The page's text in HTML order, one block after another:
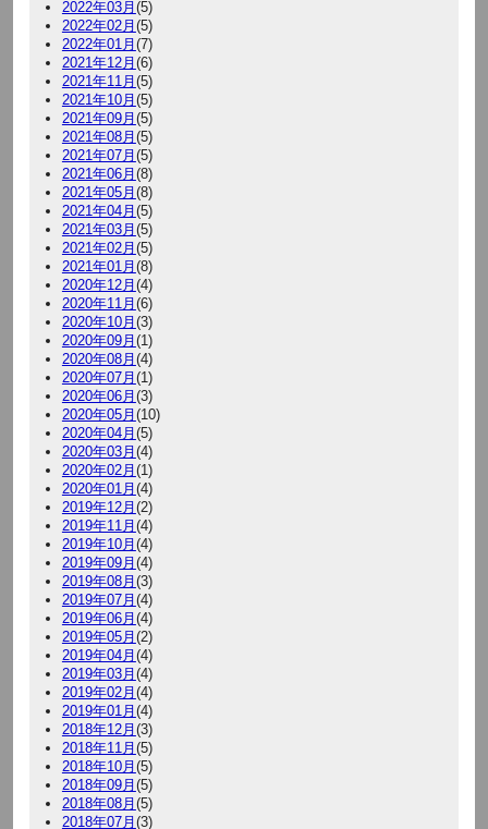
2022年03月 (5)
2022年02月 (5)
2022年01月 (7)
2021年12月 (6)
2021年11月 (5)
2021年10月 (5)
2021年09月 (5)
2021年08月 (5)
2021年07月 (5)
2021年06月 (8)
2021年05月 (8)
2021年04月 (5)
2021年03月 (5)
2021年02月 (5)
2021年01月 (8)
2020年12月 (4)
2020年11月 (6)
2020年10月 (3)
2020年09月 (1)
2020年08月 (4)
2020年07月 (1)
2020年06月 (3)
2020年05月 (10)
2020年04月 (5)
2020年03月 (4)
2020年02月 (1)
2020年01月 (4)
2019年12月 (2)
2019年11月 (4)
2019年10月 (4)
2019年09月 (4)
2019年08月 (3)
2019年07月 (4)
2019年06月 (4)
2019年05月 (2)
2019年04月 (4)
2019年03月 (4)
2019年02月 (4)
2019年01月 (4)
2018年12月 (3)
2018年11月 (5)
2018年10月 (5)
2018年09月 (5)
2018年08月 (5)
2018年07月 (3)